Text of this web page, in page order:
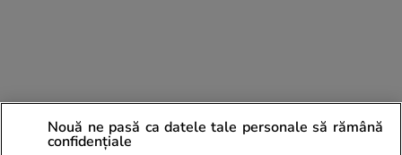
Nouă ne pasă ca datele tale personale să rămână
confidențiale